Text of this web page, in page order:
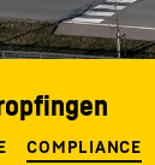
COMPLIANCE